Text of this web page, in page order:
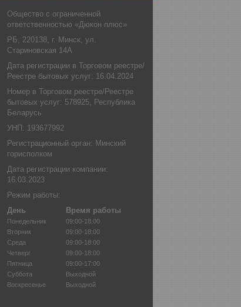
Общество с ограниченной
ответственностью «Дюкон плюс»
РБ, 220138, г. Минск, ул.
Стариновская 14А
Дата регистрации в Торговом реестре/
Реестре бытовых услуг: 16.04.2024
Номер в Торговом реестре/Реестре
бытовых услуг: 578925, Республика
Беларусь
УНП: 193677992
Регистрационный орган: Минский
горисполком
Дата регистрации компании:
16.03.2023
Режим работы:
День
Время работы
Понедельник
09:00-18:00
Вторник
09:00-18:00
Среда
09:00-18:00
Четверг
09:00-18:00
Пятница
09:00-17:00
Суббота
Выходной
Воскресенье
Выходной